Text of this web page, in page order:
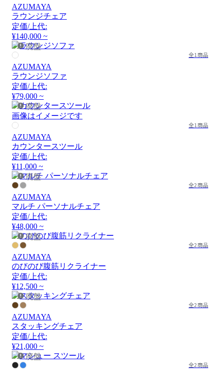
AZUMAYA
ラウンジチェア
定価/上代:
¥140,000 ~
廃盤
全1商品
AZUMAYA
ラウンジソファ
定価/上代:
¥79,000 ~
廃盤
画像はイメージです
全1商品
AZUMAYA
カウンタースツール
定価/上代:
¥11,000 ~
廃盤
全2商品
AZUMAYA
マルチ パーソナルチェア
定価/上代:
¥48,000 ~
廃盤
全2商品
AZUMAYA
のびのび腹筋リクライナー
定価/上代:
¥12,500 ~
廃盤
全2商品
AZUMAYA
スタッキングチェア
定価/上代:
¥21,000 ~
廃盤
全2商品